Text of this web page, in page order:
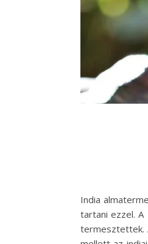
India
tartani ezzel. A
termesztettek.